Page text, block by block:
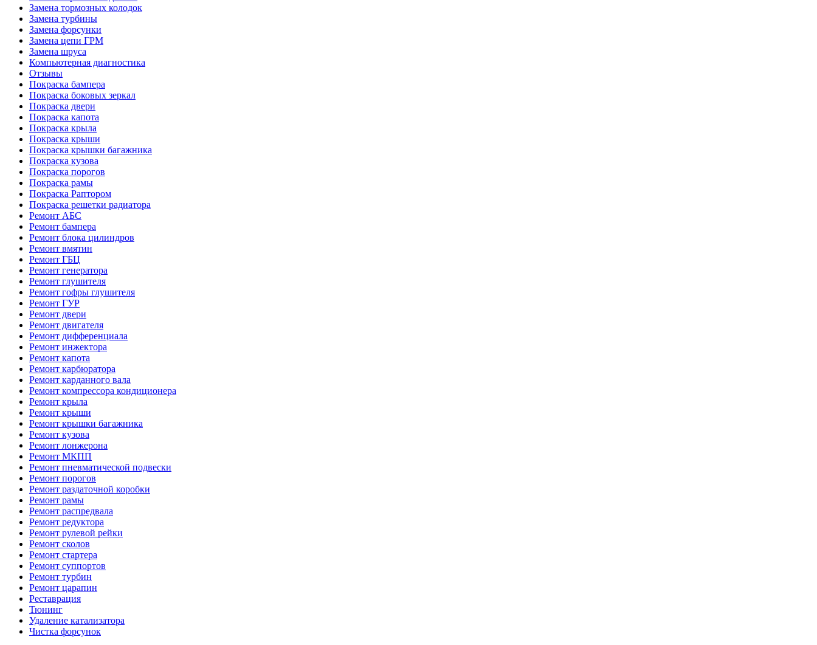
Замена тормозных колодок
Замена турбины
Замена форсунки
Замена цепи ГРМ
Замена шруса
Компьютерная диагностика
Отзывы
Покраска бампера
Покраска боковых зеркал
Покраска двери
Покраска капота
Покраска крыла
Покраска крыши
Покраска крышки багажника
Покраска кузова
Покраска порогов
Покраска рамы
Покраска Раптором
Покраска решетки радиатора
Ремонт АБС
Ремонт бампера
Ремонт блока цилиндров
Ремонт вмятин
Ремонт ГБЦ
Ремонт генератора
Ремонт глушителя
Ремонт гофры глушителя
Ремонт ГУР
Ремонт двери
Ремонт двигателя
Ремонт дифференциала
Ремонт инжектора
Ремонт капота
Ремонт карбюратора
Ремонт карданного вала
Ремонт компрессора кондиционера
Ремонт крыла
Ремонт крыши
Ремонт крышки багажника
Ремонт кузова
Ремонт лонжерона
Ремонт МКПП
Ремонт пневматической подвески
Ремонт порогов
Ремонт раздаточной коробки
Ремонт рамы
Ремонт распредвала
Ремонт редуктора
Ремонт рулевой рейки
Ремонт сколов
Ремонт стартера
Ремонт суппортов
Ремонт турбин
Ремонт царапин
Реставрация
Тюнинг
Удаление катализатора
Чистка форсунок